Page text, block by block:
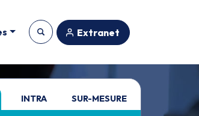
Extranet
INTRA SUR-MESURE